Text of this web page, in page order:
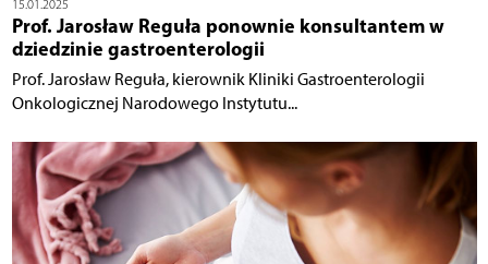
15.01.2025
Prof. Jarosław Reguła ponownie konsultantem w
dziedzinie gastroenterologii
Prof. Jarosław Reguła, kierownik Kliniki Gastroenterologii
Onkologicznej Narodowego Instytutu...